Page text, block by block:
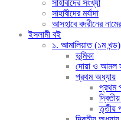
সাহাবীদের সংখ্যা
সাহাবীদের মর্যাদা
আসহাবে বদরীনের
ইসলামী বই
১. আমালিয়াত (১ম খন্ড)
ভূমিকা
দোয়া ও আমল
প্রথম অধ্যায়
প্রথম
দ্বিতীয়
তৃতীয়